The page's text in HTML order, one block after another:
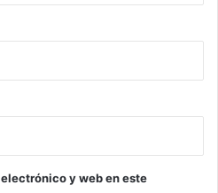
y web en este